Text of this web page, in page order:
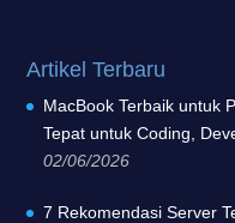
Artikel Terbaru
MacBook Terbaik untuk
Tepat untuk Coding,
02/06/2026
7 Rekomendasi Server